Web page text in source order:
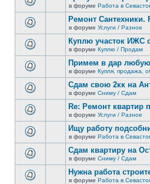
сообщений.
новых
непрочитанных
сообщений.
новых
непрочитанных
сообщений.
в форуме Работа в
новых
непрочитанных
сообщений.
Ремонт Сантехники.
в форуме Услуги / Разное
новых
непрочитанных
сообщений.
Куплю участок ИЖС
в форуме Куплю / Продам
новых
непрочитанных
сообщений.
Примем в дар
в форуме Купля, продажа,
новых
непрочитанных
сообщений.
Сдам свою 2кк на
в форуме Сниму / Сдам
новых
непрочитанных
сообщений.
Re: Ремонт квартир
в форуме Услуги / Разное
новых
непрочитанных
сообщений.
Ищу работу
в форуме Работа в
Сдам квартиру на
в форуме Сниму / Сдам
Нужна работа
в форуме Работа в